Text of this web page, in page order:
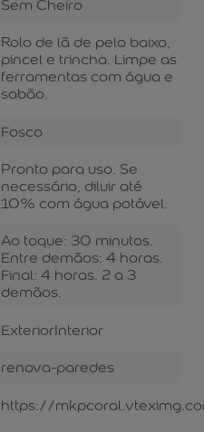
Sem Cheiro
Rolo de lã de pelo baixo,
pincel e trincha. Limpe as
ferramentas com água e
sabão.
Fosco
Pronto para uso. Se
necessário, diluir até
10% com água potável.
Ao toque: 30 minutos.
Entre demãos: 4 horas.
Final: 4 horas. 2 a 3
demãos.
ExteriorInterior
renova-paredes
https://